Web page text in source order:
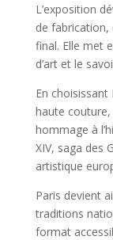
L’exposition
de fabrication,
final. Elle met
d’art et le
En
haute couture,
hommage à
XIV, saga des
artistique
Paris devient
traditions
format